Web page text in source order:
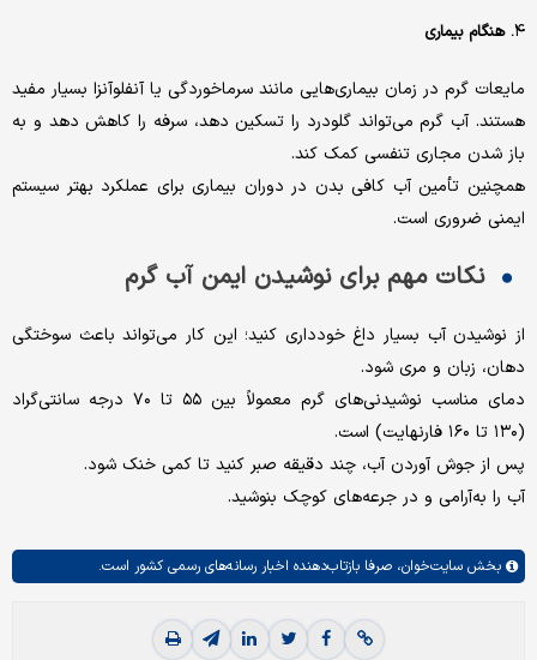
۴. هنگام بیماری
مایعات گرم در زمان بیماری‌هایی مانند سرماخوردگی یا آنفلوآنزا بسیار مفید
هستند. آب گرم می‌تواند گلودرد را تسکین دهد، سرفه را کاهش دهد و به
باز شدن مجاری تنفسی کمک کند.
همچنین تأمین آب کافی بدن در دوران بیماری برای عملکرد بهتر سیستم
ایمنی ضروری است.
نکات مهم برای نوشیدن ایمن آب گرم
از نوشیدن آب بسیار داغ خودداری کنید؛ این کار می‌تواند باعث سوختگی
دهان، زبان و مری شود.
دمای مناسب نوشیدنی‌های گرم معمولاً بین ۵۵ تا ۷۰ درجه سانتی‌گراد
(۱۳۰ تا ۱۶۰ فارنهایت) است.
پس از جوش آوردن آب، چند دقیقه صبر کنید تا کمی خنک شود.
آب را به‌آرامی و در جرعه‌های کوچک بنوشید.
بخش سایت‌خوان، صرفا بازتاب‌دهنده اخبار رسانه‌های رسمی کشور است.